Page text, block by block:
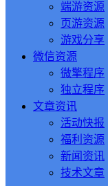
端游资源
页游资源
游戏分享
微信资源
微擎程序
独立程序
文章资讯
活动快报
福利资源
新闻资讯
技术文章